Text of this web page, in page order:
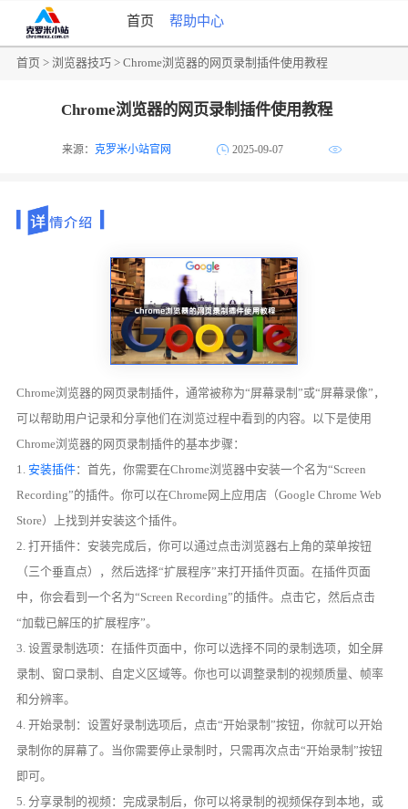
首页 帮助中心
首页 >浏览器技巧 > Chrome浏览器的网页录制插件使用教程
Chrome浏览器的网页录制插件使用教程
来源：克罗米小站官网 2025-09-07
Chrome浏览器的网页录制插件，通常被称为“屏幕录制”或“屏幕录像”，
可以帮助用户记录和分享他们在浏览过程中看到的内容。以下是使用
Chrome浏览器的网页录制插件的基本步骤：
1.安装插件：首先，你需要在Chrome浏览器中安装一个名为“Screen
Recording”的插件。你可以在Chrome网上应用店（Google Chrome Web
Store）上找到并安装这个插件。
2. 打开插件：安装完成后，你可以通过点击浏览器右上角的菜单按钮
（三个垂直点），然后选择“扩展程序”来打开插件页面。在插件页面
中，你会看到一个名为“Screen Recording”的插件。点击它，然后点击
“加载已解压的扩展程序”。
3. 设置录制选项：在插件页面中，你可以选择不同的录制选项，如全屏
录制、窗口录制、自定义区域等。你也可以调整录制的视频质量、帧率
和分辨率。
4. 开始录制：设置好录制选项后，点击“开始录制”按钮，你就可以开始
录制你的屏幕了。当你需要停止录制时，只需再次点击“开始录制”按钮
即可。
5. 分享录制的视频：完成录制后，你可以将录制的视频保存到本地，或